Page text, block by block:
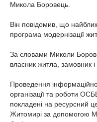
Микола Боровець.
Він повідомив, що
програма модернізації
За словами Миколи
власник житла, замовник і
Проведення
організації та роботи
покладені на ресурсний
Житомирі за допомогою